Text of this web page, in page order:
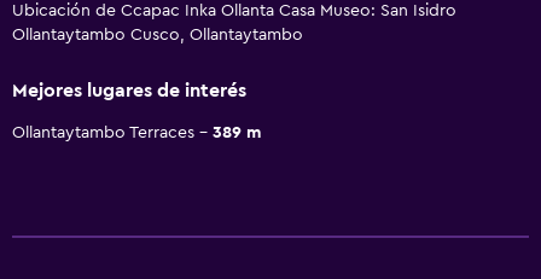
Ubicación de Ccapac Inka Ollanta Casa Museo: San Isidro
Ollantaytambo Cusco, Ollantaytambo
Mejores lugares de interés
Ollantaytambo Terraces 389 m